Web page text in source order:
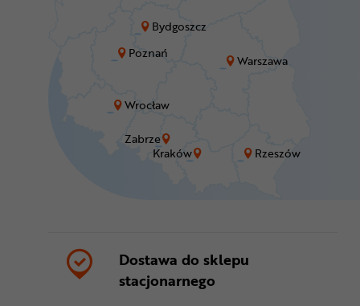
Bydgoszcz
Kraków
Poznań
Rzeszów
Warszawa
Wrocław
Zabrze
Dostawa do sklepu
stacjonarnego